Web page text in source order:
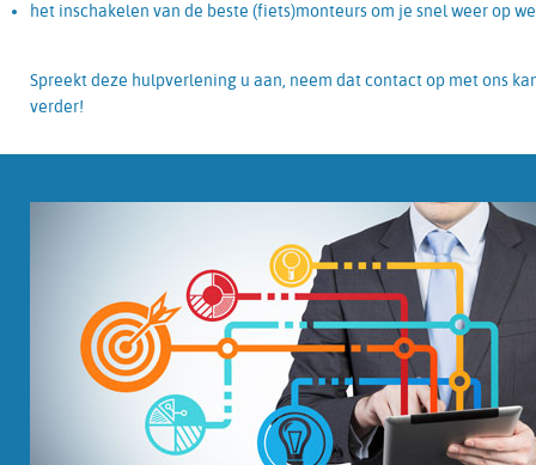
het inschakelen van de beste (fiets)monteurs om je snel weer op
Spreekt deze hulpverlening u aan, neem dat contact op met ons
verder!